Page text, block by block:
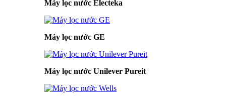
Máy lọc nước Electeka
Máy lọc nước GE
Máy lọc nước Unilever Pureit